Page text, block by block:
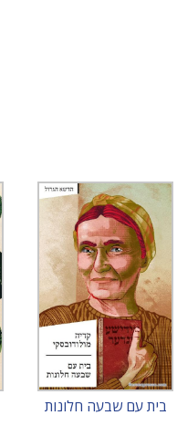
בית עם שבעה חלונות